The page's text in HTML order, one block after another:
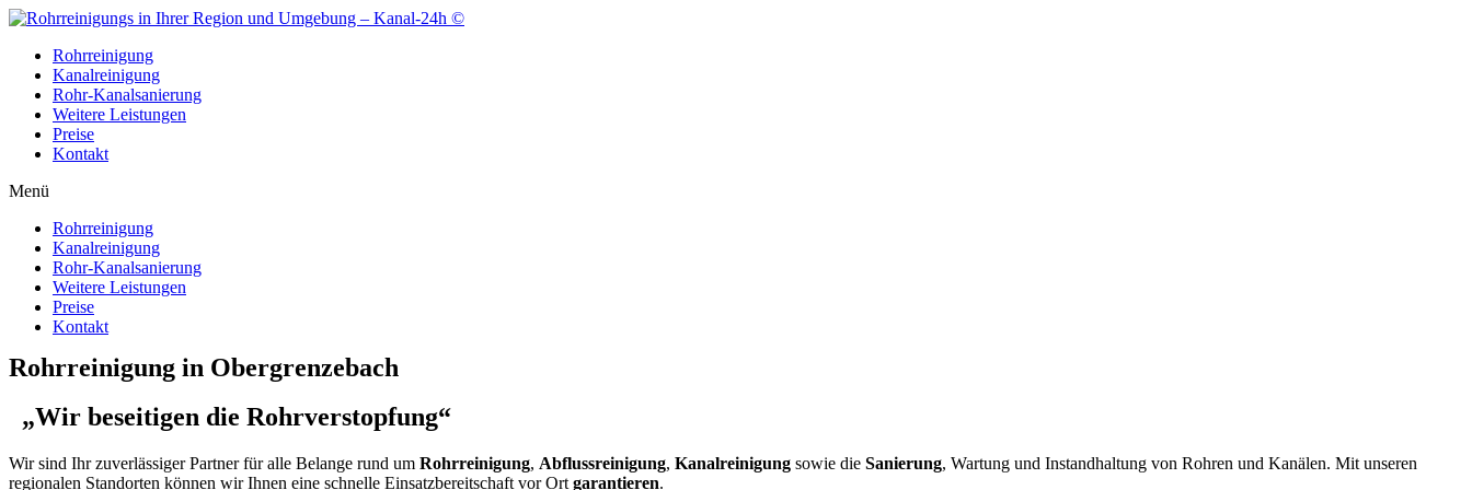
Zum
wechselnRohrreinigung
Kanalreinigung
Rohr-Kanalsanierung
Weitere Leistungen
Preise
Kontakt
Menü
Rohrreinigung
Kanalreinigung
Rohr-Kanalsanierung
Weitere Leistungen
Preise
Kontakt
Rohrreinigung in Obergrenzebach
„Wir beseitigen die Rohrverstopfung“
Wir sind Ihr zuverlässiger Partner für alle Belange rund um Rohrreinigung, Abflussreinigung, Kanalreinigung sowie die Sanierung, Wartung und Instandhaltung von Rohren und Kanälen. Mit unseren
regionalen Standorten können wir Ihnen eine schnelle Einsatzbereitschaft vor Ort garantieren.